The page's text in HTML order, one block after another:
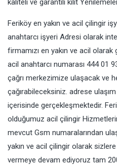
kaliteli ve garantili kilit
Feriköy en yakın ve acil çilingir
anahtarcı işyeri Adresi olarak
firmamızı en yakın ve acil
acil anahtarcı numarası 444 01
çağrı merkezimize ulaşacak ve
çağırabileceksiniz. adrese
içerisinde gerçekleşmektedir.
olduğumuz acil çilingir
mevcut Gsm numaralarından
yakın ve acil çilingir olarak
vermeye devam ediyoruz tam